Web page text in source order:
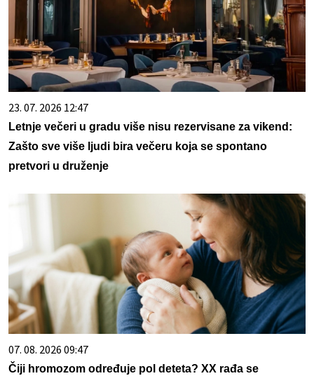
23. 07. 2026 12:47
Letnje večeri u gradu više nisu rezervisane za vikend:
Zašto sve više ljudi bira večeru koja se spontano
pretvori u druženje
07. 08. 2026 09:47
Čiji hromozom određuje pol deteta? XX rađa se